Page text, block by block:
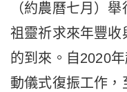
（約農曆七月）
祖靈祈求來年豐收
的到來。自2020
動儀式復振工作，